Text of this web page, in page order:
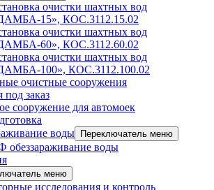
очистки шахтных вод
15», КОС.3112.15.02
очистки шахтных вод
60», КОС.3112.60.02
очистки шахтных вод
100», КОС.3112.100.02
очистные сооружения
под заказ
сооружение для автомоек
воды
Переключатель меню
обеззараживание воды
меню
исследования и контроль